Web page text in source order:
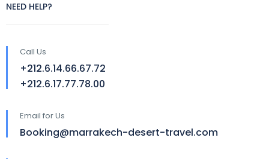
NEED HELP?
Call Us
+212.6.14.66.67.72
+212.6.17.77.78.00
Email for Us
Booking@marrakech-desert-travel.com